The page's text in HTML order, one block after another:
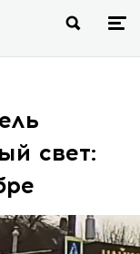
свет: